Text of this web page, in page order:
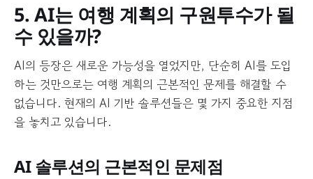
5. AI는 여행 계획의 구원투수가 될
수 있을까?
AI의 등장은 새로운 가능성을 열었지만, 단순히 AI를 도입
하는 것만으로는 여행 계획의 근본적인 문제를 해결할 수
없습니다. 현재의 AI 기반 솔루션들은 몇 가지 중요한 지점
을 놓치고 있습니다.
AI 솔루션의 근본적인 문제점